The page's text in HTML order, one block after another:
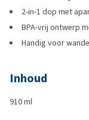
2-in-1 dop met
BPA-vrij ontwerp
Handig voor
Inhoud
910 ml